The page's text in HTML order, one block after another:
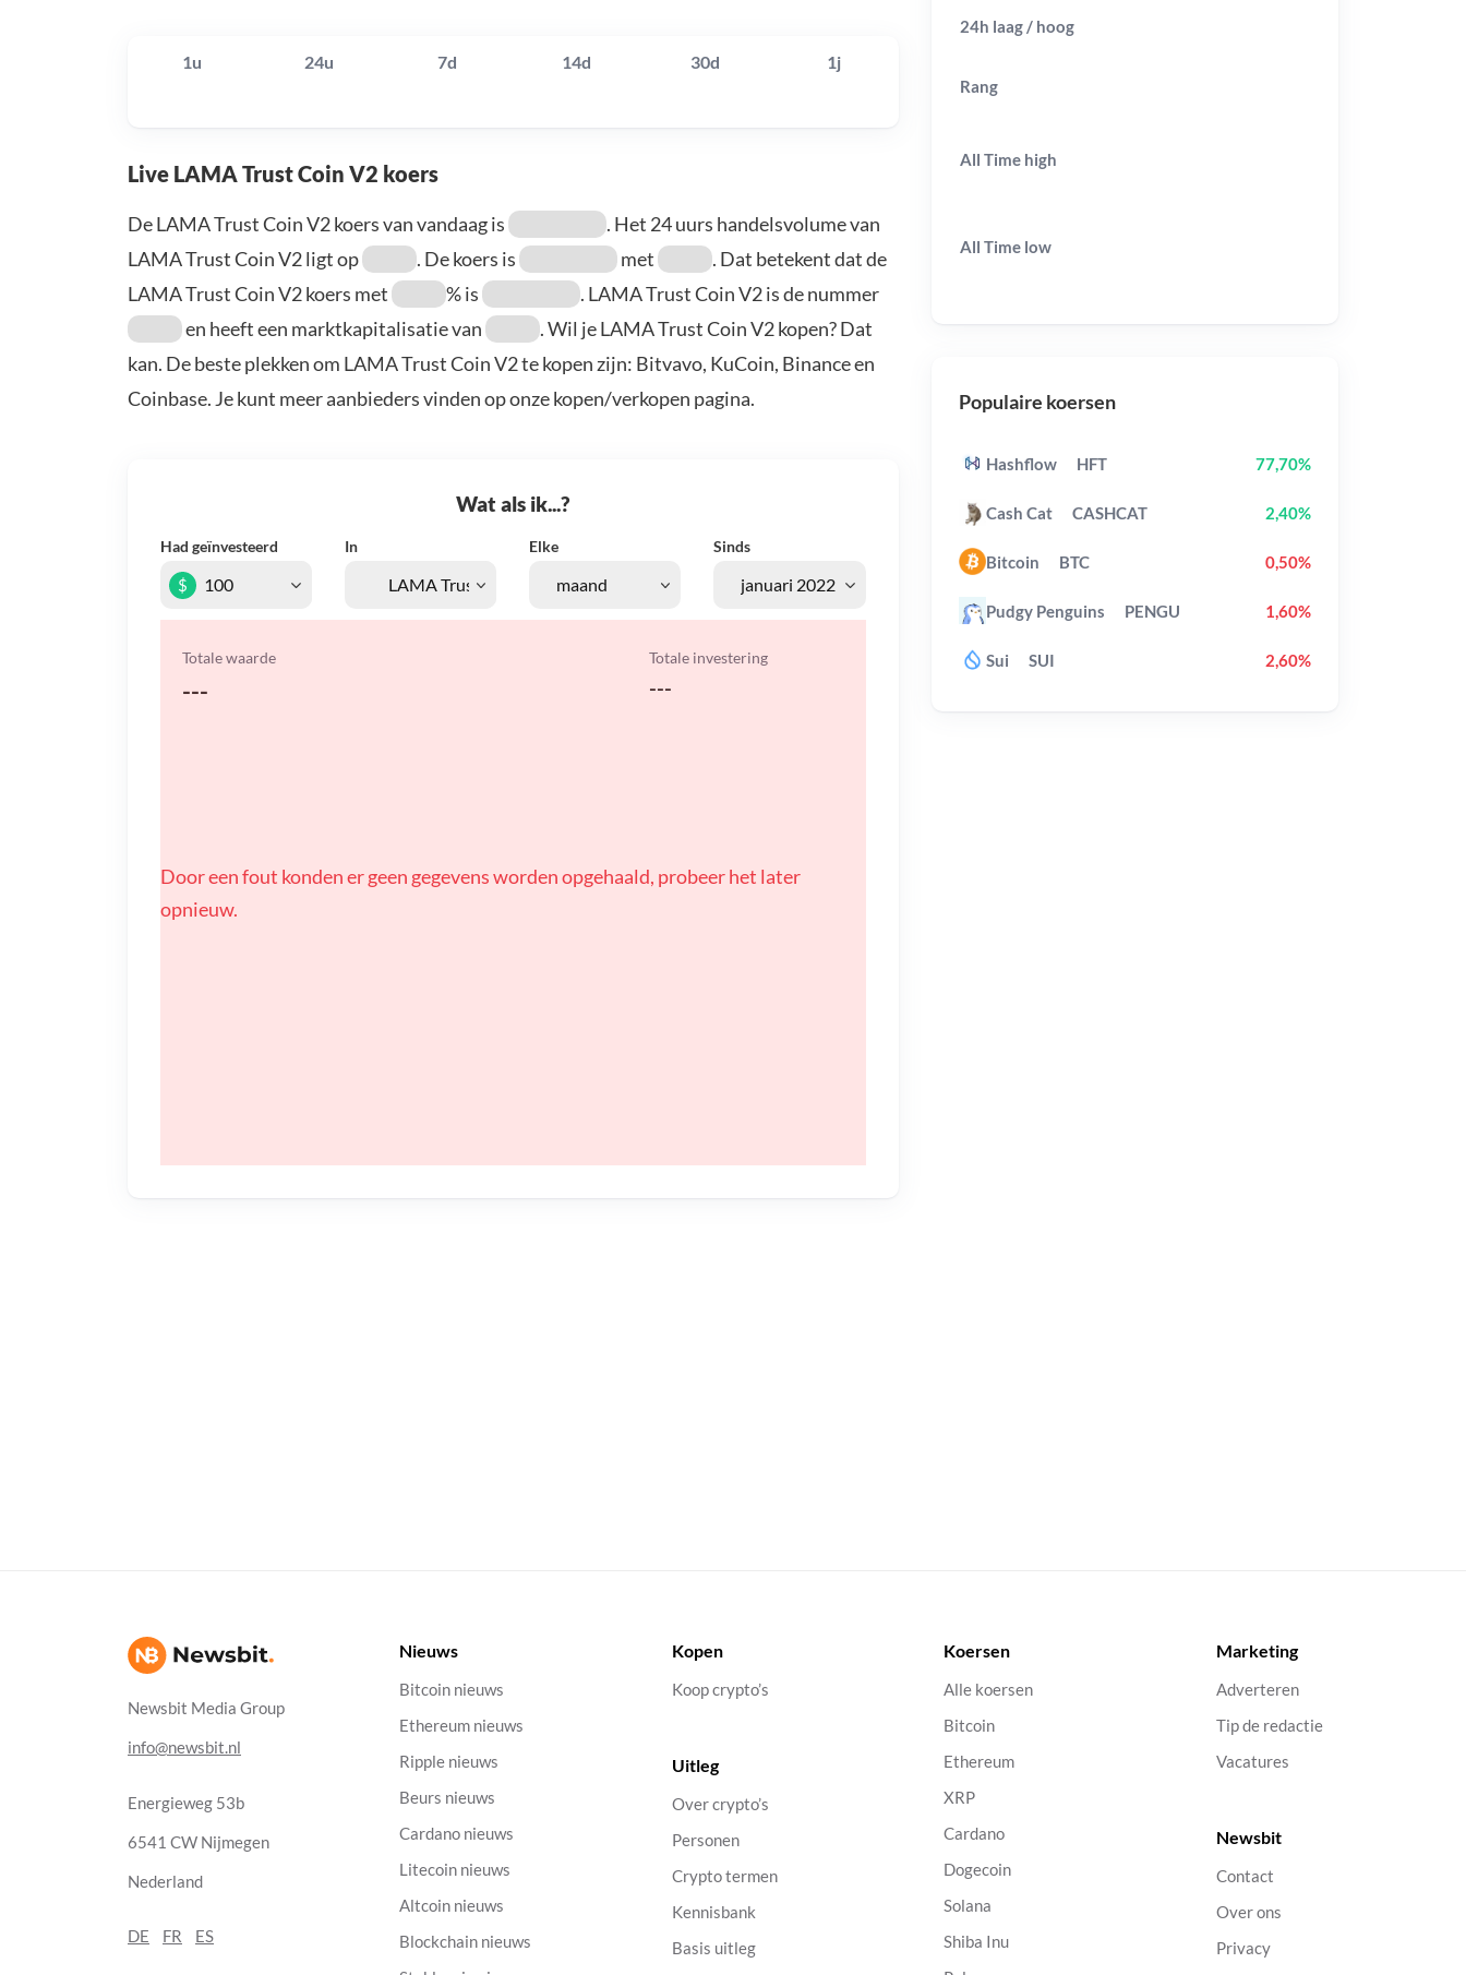
1u 24u 7d 14d 30d 1j
Live LAMA Trust Coin V2 koers
De LAMA Trust Coin V2 koers van vandaag is
. Het 24 uurs handelsvolume van
LAMA Trust Coin V2 ligt op
. De koers is met
. Dat betekent dat de
LAMA Trust Coin V2 koers met
% is
. LAMA Trust Coin V2 is de nummer
en heeft een marktkapitalisatie van
. Wil je LAMA Trust Coin V2 kopen? Dat
kan. De beste plekken om LAMA Trust Coin V2 te kopen zijn: Bitvavo, KuCoin, Binance en
Coinbase. Je kunt meer aanbieders vinden op onze kopen/verkopen pagina.
Wat als ik...?
Had geïnvesteerd In Elke Sinds
$
Totale waarde
---
Totale investering
---
Door een fout konden er geen gegevens worden opgehaald, probeer het later
opnieuw.
24h laag / hoog
Rang
All Time high
All Time low
Populaire koersen
Hashflow HFT 77,70%
Cash Cat CASHCAT 2,40%
Bitcoin BTC 0,50%
Pudgy Penguins PENGU 1,60%
Sui SUI 2,60%
Newsbit Media Group
info@newsbit.nl
Energieweg 53b
6541 CW Nijmegen
Nederland
DE FR ES
Nieuws
Bitcoin nieuws
Ethereum nieuws
Ripple nieuws
Beurs nieuws
Cardano nieuws
Litecoin nieuws
Altcoin nieuws
Blockchain nieuws
Kopen
Koop crypto’s
Uitleg
Over crypto’s
Personen
Crypto termen
Kennisbank
Basis uitleg
Koersen
Alle koersen
Bitcoin
Ethereum
XRP
Cardano
Dogecoin
Solana
Shiba Inu
Marketing
Adverteren
Tip de redactie
Vacatures
Newsbit
Contact
Over ons
Privacy